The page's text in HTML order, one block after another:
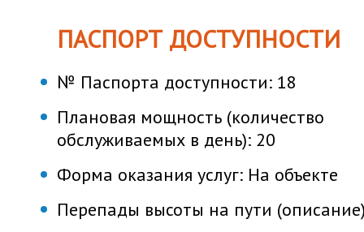
ПАСПОРТ ДОСТУПНОСТИ
№ Паспорта доступности: 18
Плановая мощность (количество
обслуживаемых в день): 20
Форма оказания услуг: На объекте
Перепады высоты на пути